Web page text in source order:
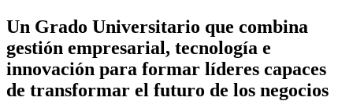
Un Grado Universitario que combina
gestión empresarial, tecnología e
innovación para formar líderes capaces
de transformar el futuro de los negocios